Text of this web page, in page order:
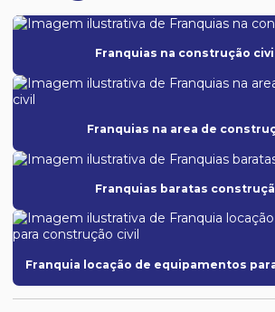
Franquias na construção
Franquias na area de
Franquias baratas
Franquia locação de equipamentos